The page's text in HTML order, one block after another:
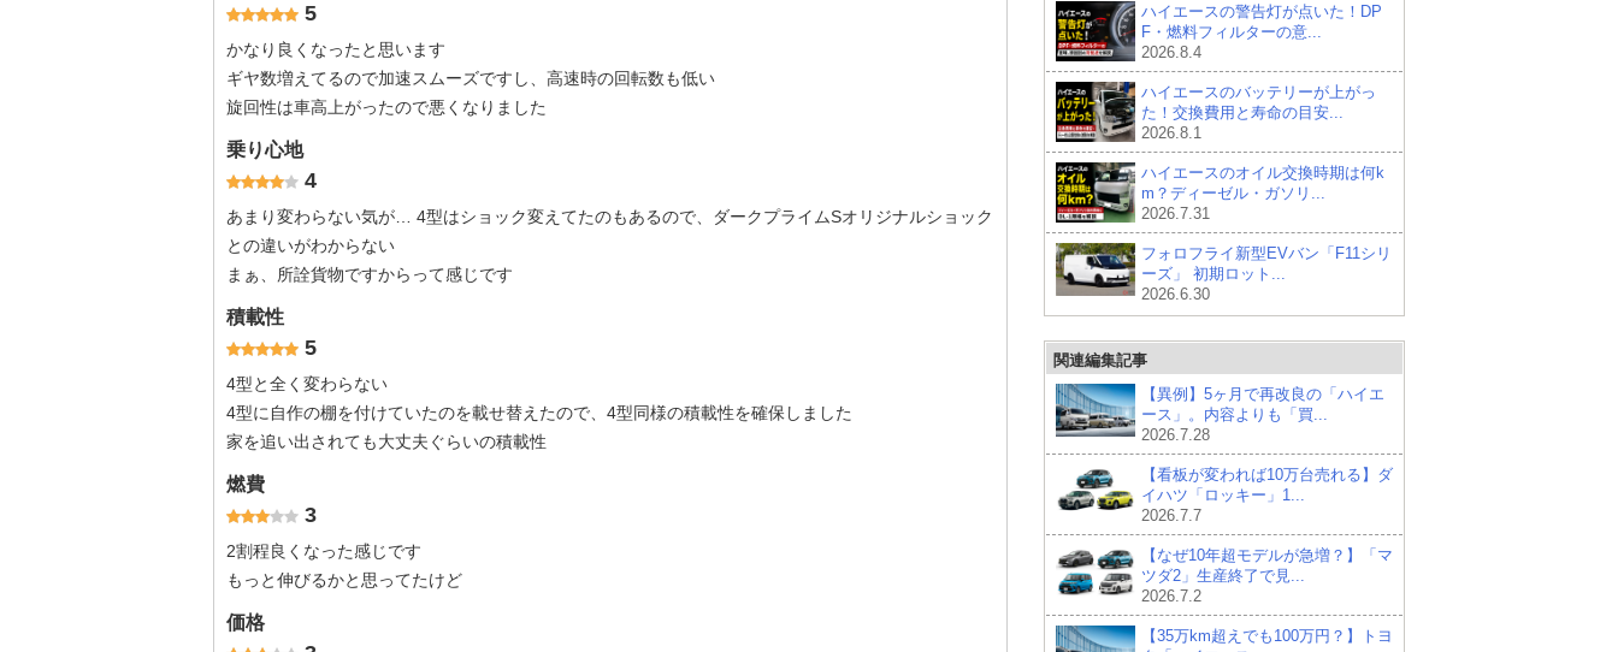
5
かなり良くなったと思います
ギヤ数増えてるので加速スムーズですし、高速時の回転数も低い
旋回性は車高上がったので悪くなりました
乗り心地
4
あまり変わらない気が… 4型はショック変えてたのもあるので、ダークプライムSオリジナルショック
との違いがわからない
まぁ、所詮貨物ですからって感じです
積載性
5
4型と全く変わらない
4型に自作の棚を付けていたのを載せ替えたので、4型同様の積載性を確保しました
家を追い出されても大丈夫ぐらいの積載性
燃費
3
2割程良くなった感じです
もっと伸びるかと思ってたけど
価格
ハイエースの警告灯が点いた！DP
F・燃料フィルターの意...
2026.8.4
ハイエースのバッテリーが上がっ
た！交換費用と寿命の目安...
2026.8.1
ハイエースのオイル交換時期は何k
m？ディーゼル・ガソリ...
2026.7.31
フォロフライ新型EVバン「F11シリ
ーズ」 初期ロット...
2026.6.30
関連編集記事
【異例】5ヶ月で再改良の「ハイエ
ース」。内容よりも「買...
2026.7.28
【看板が変われば10万台売れる】ダ
イハツ「ロッキー」1...
2026.7.7
【なぜ10年超モデルが急増？】「マ
ツダ2」生産終了で見...
2026.7.2
【35万km超えでも100万円？】トヨ